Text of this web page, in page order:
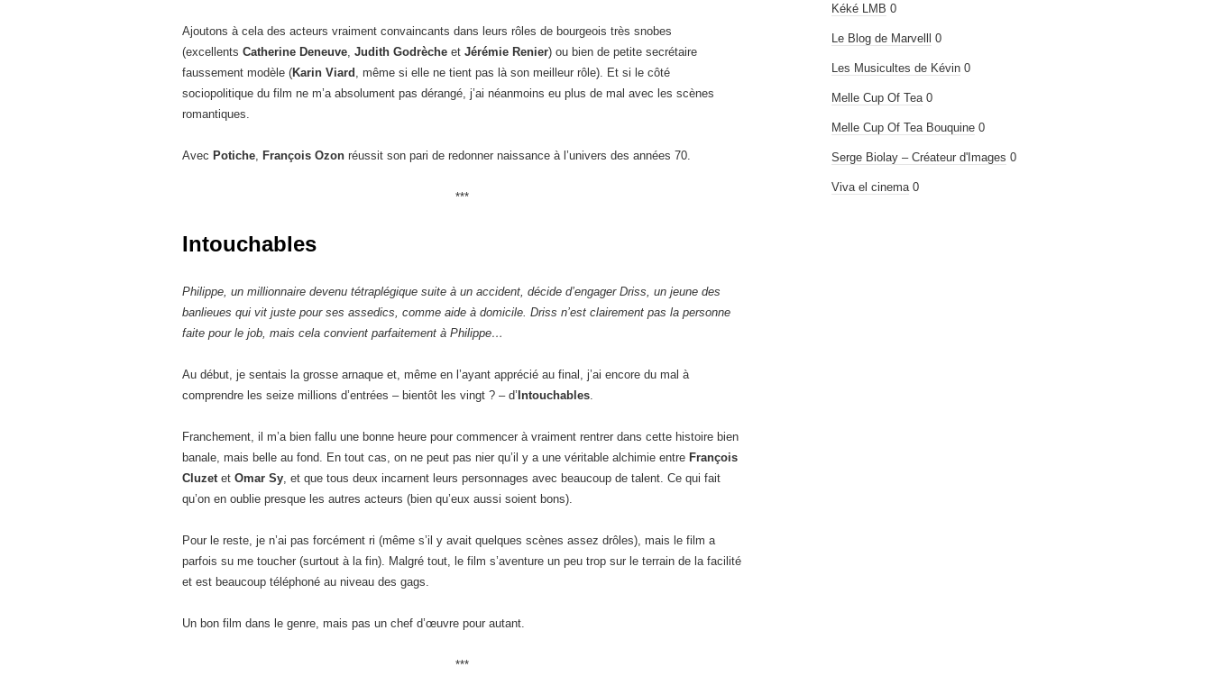
Ajoutons à cela des acteurs vraiment convaincants dans leurs rôles de bourgeois très snobes
(excellents Catherine Deneuve Judith Godrèche et Jérémie Renier) ou bien de petite secrétaire
faussement modèle (Karin Viard
, même si elle ne tient pas là son meilleur rôle). Et si le côté
sociopolitique du film ne m’a absolument pas dérangé, j’ai néanmoins eu plus de mal avec les scènes
romantiques.
Avec Potiche François Ozon réussit son pari de redonner naissance à l’univers des années 70.
***
Intouchables
Philippe, un millionnaire devenu tétraplégique suite à un accident, décide d’engager Driss, un jeune des
banlieues qui vit juste pour ses assedics, comme aide à domicile. Driss n’est clairement pas la personne
faite pour le job, mais cela convient parfaitement à Philippe…
Au début, je sentais la grosse arnaque et, même en l’ayant apprécié au final, j’ai encore du mal à
comprendre les seize millions d’entrées – bientôt les vingt ? – d’ Intouchables
Franchement, il m’a bien fallu une bonne heure pour commencer à vraiment rentrer dans cette histoire bien
banale, mais belle au fond. En tout cas, on ne peut pas nier qu’il y a une véritable alchimie entre François
Cluzet et Omar Sy , et que tous deux incarnent leurs personnages avec beaucoup de talent. Ce qui fait
qu’on en oublie presque les autres acteurs (bien qu’eux aussi soient bons).
Pour le reste, je n’ai pas forcément ri (même s’il y avait quelques scènes assez drôles), mais le film a
parfois su me toucher (surtout à la fin). Malgré tout, le film s’aventure un peu trop sur le terrain de la facilité
et est beaucoup téléphoné au niveau des gags.
Un bon film dans le genre, mais pas un chef d’œuvre pour autant.
***
Kéké LMB 0
Le Blog de Marvelll 0
Les Musicultes de Kévin 0
Melle Cup Of Tea 0
Melle Cup Of Tea Bouquine 0
Serge Biolay – Créateur d'Images 0
Viva el cinema 0